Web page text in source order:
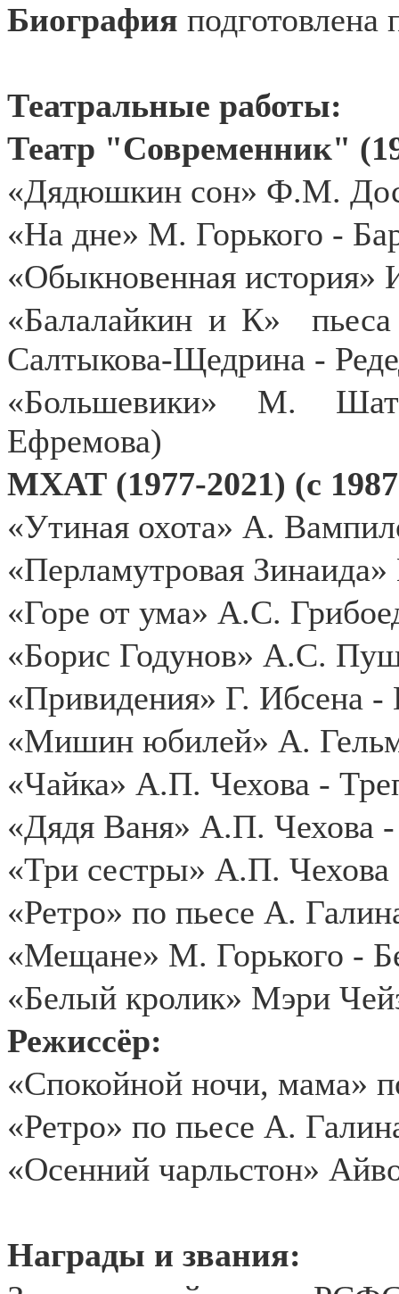
Биография подготовлена
Театральные работы:
Театр "Современник"
«Дядюшкин сон» Ф.М.
«На дне» М. Горького -
«Обыкновенная история»
«Балалайкин и К»
Салтыкова-Щедрина -
«Большевики» М.
Ефремова)
МХАТ (1977-2021) (с
«Утиная охота» А.
«Перламутровая
«Горе от ума» А.С.
«Борис Годунов» А.С.
«Привидения» Г. Ибсена
«Мишин юбилей» А.
«Чайка» А.П. Чехова -
«Дядя Ваня» А.П. Чехова
«Три сестры» А.П.
«Ретро» по пьесе А.
«Мещане» М. Горького -
«Белый кролик» Мэри
Режиссёр:
«Спокойной ночи, мама»
«Ретро» по пьесе А.
«Осенний чарльстон»
Награды и звания: